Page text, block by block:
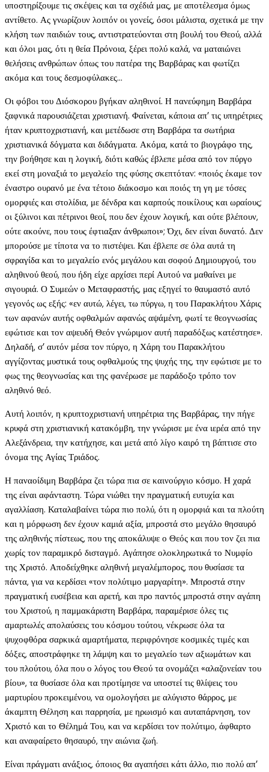
υποστηρίξουμε τις σκέψεις και τα σχέδιά μας, με αποτέλεσμα όμως
αντίθετο. Ας γνωρίζουν λοιπόν οι γονείς, όσοι μάλιστα, σχετικά με την
κλήση των παιδιών τους, αντιστρατεύονται στη βουλή του Θεού, αλλά
και όλοι μας, ότι η θεία Πρόνοια, ξέρει πολύ καλά, να ματαιώνει
θελήσεις ανθρώπων όπως του πατέρα της Βαρβάρας και φωτίζει
ακόμα και τους δεσμοφύλακες…
Οι φόβοι του Διόσκορου βγήκαν αληθινοί. Η πανεύφημη Βαρβάρα
ξαφνικά παρουσιάζεται χριστιανή. Φαίνεται, κάποια απ’ τις υπηρέτριες
ήταν κρυπτοχριστιανή, και μετέδωσε στη Βαρβάρα τα σωτήρια
χριστιανικά δόγματα και διδάγματα. Ακόμα, κατά το βιογράφο της,
την βοήθησε και η λογική, διότι καθώς έβλεπε μέσα από τον πύργο
εκεί στη μοναξιά το μεγαλείο της φύσης σκεπτόταν: «ποιός έκαμε τον
έναστρο ουρανό με ένα τέτοιο διάκοσμο και ποιός τη γη με τόσες
ομορφιές και στολίδια, με δένδρα και καρπούς ποικίλους και ωραίους;
οι ξύλινοι και πέτρινοι θεοί, που δεν έχουν λογική, και ούτε βλέπουν,
ούτε ακούνε, που τους έφτιαξαν άνθρωποι»; Όχι, δεν είναι δυνατό. Δεν
μπορούσε με τίποτα να το πιστέψει. Και έβλεπε σε όλα αυτά τη
σφραγίδα και το μεγαλείο ενός μεγάλου και σοφού Δημιουργού, του
αληθινού θεού, που ήδη είχε αρχίσει περί Αυτού να μαθαίνει με
σιγουριά. Ο Συμεών ο Μεταφραστής, μας εξηγεί το θαυμαστό αυτό
γεγονός ως εξής: «εν αυτώ, λέγει, τω πύργω, η του Παρακλήτου Χάρις
των αφανών αυτής οφθαλμών αφανώς αψάμένη, φωτί τε θεογνωσίας
εφώτισε και τον αψευδή Θεόν γνώριμον αυτή παραδόξως κατέστησε».
Δηλαδή, σ’ αυτόν μέσα τον πύργο, η Χάρη του Παρακλήτου
αγγίζοντας μυστικά τους οφθαλμούς της ψυχής της, την εφώτισε με το
φως της θεογνωσίας και της φανέρωσε με παράδοξο τρόπο τον
αληθινό θεό.
Αυτή λοιπόν, η κρυπτοχριστιανή υπηρέτρια της Βαρβάρας, την πήγε
κρυφά στη χριστιανική κατακόμβη, την γνώρισε με ένα ιερέα από την
Αλεξάνδρεια, την κατήχησε, και μετά από λίγο καιρό τη βάπτισε στο
όνομα της Αγίας Τριάδος.
Η παναοίδιμη Βαρβάρα ζει τώρα πια σε καινούργιο κόσμο. Η χαρά
της είναι αφάνταστη. Τώρα νιώθει την πραγματική ευτυχία και
αγαλλίαση. Καταλαβαίνει τώρα πιο πολύ, ότι η ομορφιά και τα πλούτη
και η μόρφωση δεν έχουν καμιά αξία, μπροστά στο μεγάλο θησαυρό
της αληθινής πίστεως, που της αποκάλυψε ο Θεός και που τον ζει πια
χωρίς τον παραμικρό δισταγμό. Αγάπησε ολοκληρωτικά το Νυμφίο
της Χριστό. Αποδείχθηκε αληθινή μεγαλέμπορος, που θυσίασε τα
πάντα, για να κερδίσει «τον πολύτιμο μαργαρίτη». Μπροστά στην
πραγματική ευσέβεια και αρετή, και προ παντός μπροστά στην αγάπη
του Χριστού, η παμμακάριστη Βαρβάρα, παραμέρισε όλες τις
αμαρτωλές απολαύσεις του κόσμου τούτου, νέκρωσε όλα τα
ψυχοφθόρα σαρκικά αμαρτήματα, περιφρόνησε κοσμικές τιμές και
δόξες, αποστράφηκε τη λάμψη και το μεγαλείο των αξιωμάτων και
του πλούτου, όλα που ο λόγος του Θεού τα ονομάζει «αλαζονείαν του
βίου», τα θυσίασε όλα και προτίμησε να υποστεί τις θλίψεις του
μαρτυρίου προκειμένου, να ομολογήσει με αλύγιστο θάρρος, με
άκαμπτη Θέληση και παρρησία, με ηρωισμό και αυταπάρνηση, τον
Χριστό και το Θέλημά Του, και να κερδίσει τον πολύτιμο, άφθαρτο
και αναφαίρετο θησαυρό, την αιώνια ζωή.
Είναι πράγματι ανάξιος, όποιος θα αγαπήσει κάτι άλλο, πιο πολύ απ’